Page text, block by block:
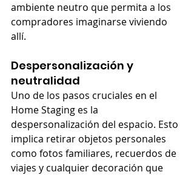
ambiente neutro que permita a los
compradores imaginarse viviendo
allí.
Despersonalización y
neutralidad
Uno de los pasos cruciales en el
Home Staging es la
despersonalización del espacio. Esto
implica retirar objetos personales
como fotos familiares, recuerdos de
viajes y cualquier decoración que